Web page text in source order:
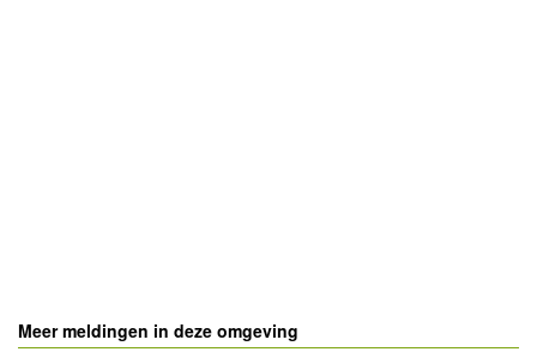
Meer meldingen in deze omgeving